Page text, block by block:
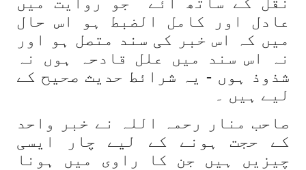
عادل اور کامل الضبط ہو اس حال
میں کہ اس خبر کی سند متصل ہو اور
نہ اس سند میں علل قادحہ ہوں نہ
شذوذ ہوں - یہ شرائط حدیث صحیح کے
لیے ہیں ۔
صاحب منار رحمہ اللہ نے خبر واحد
کے حجت ہونے کے لیے چار ایسی
چیزیں ہیں جن کا راوی میں ہونا